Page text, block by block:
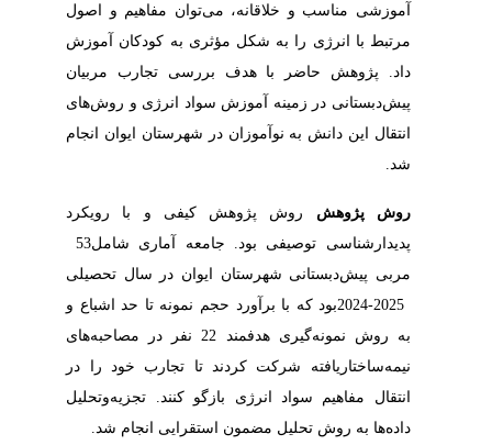
‬آموزشی‭ ‬مناسب‭ ‬و‭ ‬خلاقانه،‭ ‬می‌توان‭ ‬مفاهیم‭ ‬و‭ ‬اصول‭
‬مرتبط‭ ‬با‭ ‬انرژی‭ ‬را‭ ‬به‭ ‬شکل‭ ‬مؤثری‭ ‬به‭ ‬کودکان‭ ‬آموزش‭
‬داد‭ .‬پژوهش‭ ‬حاضر‭ ‬با‭ ‬هدف‭ ‬بررسی‭ ‬تجارب‭ ‬مربیان‭
‬پیش‌دبستانی‭ ‬در‭ ‬زمینه‌‭ ‬آموزش‭ ‬سواد‭ ‬انرژی‭ ‬و‭ ‬روش‌های‭
‬انتقال‭ ‬این‭ ‬دانش‭ ‬به‭ ‬نوآموزان‭ ‬در‭ ‬شهرستان‭ ‬ایوان‭ ‬انجام‭
‬شد‭. ‬
روش‭ ‬پژوهش
‭ ‬روش‭ ‬پژوهش‭ ‬کیفی‭ ‬و‭ ‬با‭ ‬رویکرد‭
‬پدیدارشناسی‭ ‬توصیفی‭ ‬بود.‭ ‬جامعه‌‭ ‬آماری‭ ‬شامل‭ ‬53‭
‬مربی‭ ‬پیش‌دبستانی‭ ‬شهرستان‭ ‬ایوان‭ ‬در‭ ‬سال‭ ‬تحصیلی‭
‬به‭ ‬‌روش‭ ‬نمونه‌گیری‭ ‬هدفمند‭ ‬22‭ ‬نفر‭ ‬در‭ ‬مصاحبه‌های‭
‬نیمه‌ساختاریافته‭ ‬شرکت‭ ‬کردند‭ ‬تا‭ ‬تجارب‭ ‬خود‭ ‬را‭ ‬در‭
‬انتقال‭ ‬مفاهیم‭ ‬سواد‭ ‬انرژی‭ ‬بازگو‭ ‬کنند.‭ ‬تجزیه‌وتحلیل‭
‬داده‌ها‭ ‬به‭ ‬روش‭ ‬تحلیل‭ ‬مضمون‭ ‬استقرایی‭ ‬انجام‭ ‬شد‭.‬